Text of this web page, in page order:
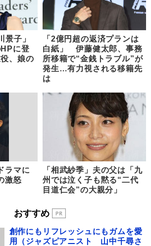
景子」
に登
、娘の
「2億円超の返済プランは
白紙」 伊藤健太郎、事務
所移籍で“金銭トラブル”が
発生…有力視される移籍先
は
ラマに
激怒
「相武紗季」夫の父は「九
州では泣く子も黙る“二代
目道仁会”の大親分」
おすすめ
創作にもリフレッシュにもガムを愛
用（ジャズピアニスト 山中千尋さ